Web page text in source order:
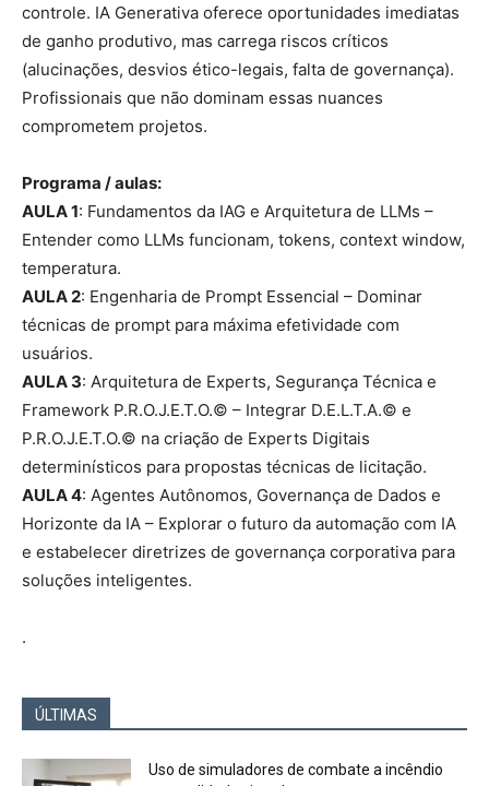
controle. IA Generativa oferece oportunidades imediatas
de ganho produtivo, mas carrega riscos críticos
(alucinações, desvios ético-legais, falta de governança).
Profissionais que não dominam essas nuances
comprometem projetos.
Programa / aulas:
AULA 1: Fundamentos da IAG e Arquitetura de LLMs –
Entender como LLMs funcionam, tokens, context window,
temperatura.
AULA 2: Engenharia de Prompt Essencial – Dominar
técnicas de prompt para máxima efetividade com
usuários.
AULA 3: Arquitetura de Experts, Segurança Técnica e
Framework P.R.O.J.E.T.O.© – Integrar D.E.L.T.A.© e
P.R.O.J.E.T.O.© na criação de Experts Digitais
determinísticos para propostas técnicas de licitação.
AULA 4: Agentes Autônomos, Governança de Dados e
Horizonte da IA – Explorar o futuro da automação com IA
e estabelecer diretrizes de governança corporativa para
soluções inteligentes.
.
ÚLTIMAS
Uso de simuladores de combate a incêndio